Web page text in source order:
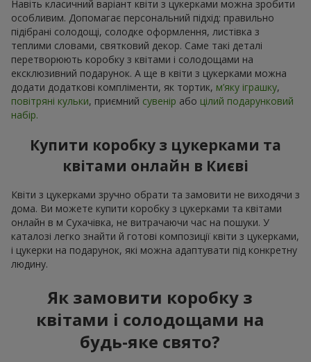
Навіть класичний варіант квіти з цукерками можна зробити
особливим. Допомагає персональний підхід: правильно
підібрані солодощі, солодке оформлення, листівка з
теплими словами, святковий декор. Саме такі деталі
перетворюють коробку з квітами і солодощами на
ексклюзивний подарунок. А ще в квіти з цукерками можна
додати додаткові компліменти, як тортик, м’яку іграшку,
повітряні кульки, приємний сувенір або цілий подарунковий
набір.
Купити коробку з цукерками та
квітами онлайн в Києві
Квіти з цукерками зручно обрати та замовити не виходячи з
дома. Ви можете купити коробку з цукерками та квітами
онлайн в м Сухачівка, не витрачаючи час на пошуки. У
каталозі легко знайти й готові композиції квіти з цукерками,
і цукерки на подарунок, які можна адаптувати під конкретну
людину.
Як замовити коробку з
квітами і солодощами на
будь-яке свято?